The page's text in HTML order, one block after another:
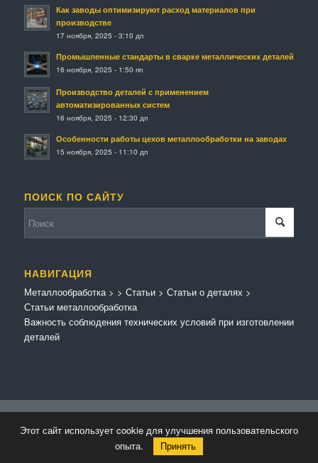
Как заводы оптимизируют расход материалов при
производстве
17 ноября, 2025 - 3:10 дп
Промышленные стандарты в сварке металлических деталей
16 ноября, 2025 - 1:50 пп
Производство деталей с применением
автоматизированных систем
16 ноября, 2025 - 12:30 дп
Особенности работы цехов металлообработки на заводах
15 ноября, 2025 - 11:10 дп
ПОИСК ПО САЙТУ
НАВИГАЦИЯ
Металлообработка>
Статьи металлообработка
> Статьи> Статьи о деталях >
Важность соблюдения технических условий при изготовлении
деталей
Kriesi
Этот сайт использует cookie для улучшения пользовательского
опыта.
Принять